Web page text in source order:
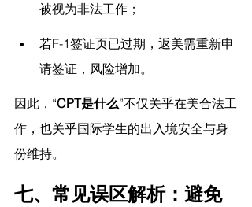
被视为非法工作；
若F-1签证页已过期，返美需重新申
请签证，风险增加。
因此，“CPT是什么”不仅关乎在美合法工
作，也关乎国际学生的出入境安全与身
份维持。
七、常见误区解析：避免